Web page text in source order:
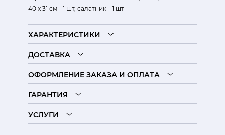
40 х 31 см - 1 шт, салатник - 1 шт
ХАРАКТЕРИСТИКИ
ДОСТАВКА
ОФОРМЛЕНИЕ ЗАКАЗА И ОПЛАТА
ГАРАНТИЯ
УСЛУГИ